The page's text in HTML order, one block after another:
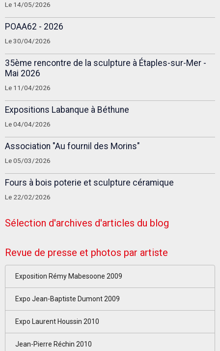
Le 14/05/2026
POAA62 - 2026
Le 30/04/2026
35ème rencontre de la sculpture à Étaples-sur-Mer -
Mai 2026
Le 11/04/2026
Expositions Labanque à Béthune
Le 04/04/2026
Association "Au fournil des Morins"
Le 05/03/2026
Fours à bois poterie et sculpture céramique
Le 22/02/2026
Sélection d'archives d'articles du blog
Revue de presse et photos par artiste
Exposition Rémy Mabesoone 2009
Expo Jean-Baptiste Dumont 2009
Expo Laurent Houssin 2010
Jean-Pierre Réchin 2010